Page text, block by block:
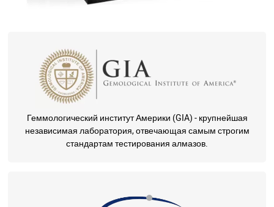
Геммологический институт Америки (GIA) - крупнейшая
независимая лаборатория, отвечающая самым строгим
стандартам тестирования алмазов.